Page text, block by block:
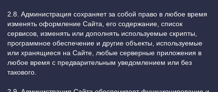
2.8. Администрация сохраняет за собой право в любое время
изменять оформление Сайта, его содержание, список
сервисов, изменять или дополнять используемые скрипты,
программное обеспечение и другие объекты, используемые
или хранящиеся на Сайте, любые серверные приложения в
любое время с предварительным уведомлением или без
такового.